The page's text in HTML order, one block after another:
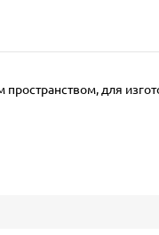
для